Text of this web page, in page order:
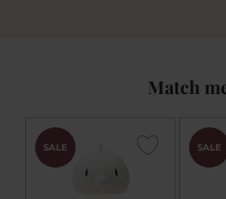
Match
SALE SALE